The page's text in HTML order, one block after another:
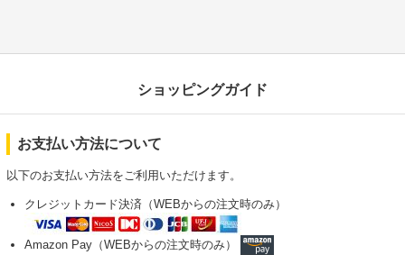
ショッピングガイド
お支払い方法について
以下のお支払い方法をご利用いただけます。
クレジットカード決済（WEBからの注文時のみ）
Amazon Pay（WEBからの注文時のみ）